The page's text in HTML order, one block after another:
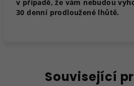
v případě, že vám nebudou
30 denní prodloužené lhůtě.
Související